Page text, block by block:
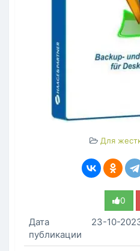
Для
0
Дата
публикации
23-10-